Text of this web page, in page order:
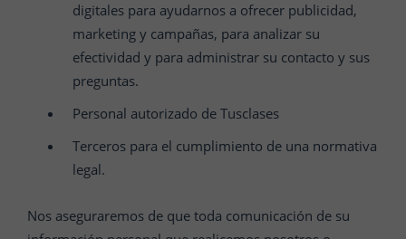
digitales para ayudarnos a ofrecer publicidad,
marketing y campañas, para analizar su
efectividad y para administrar su contacto y sus
preguntas.
Personal autorizado de Tusclases
Terceros para el cumplimiento de una normativa
legal.
Nos aseguraremos de que toda comunicación de su